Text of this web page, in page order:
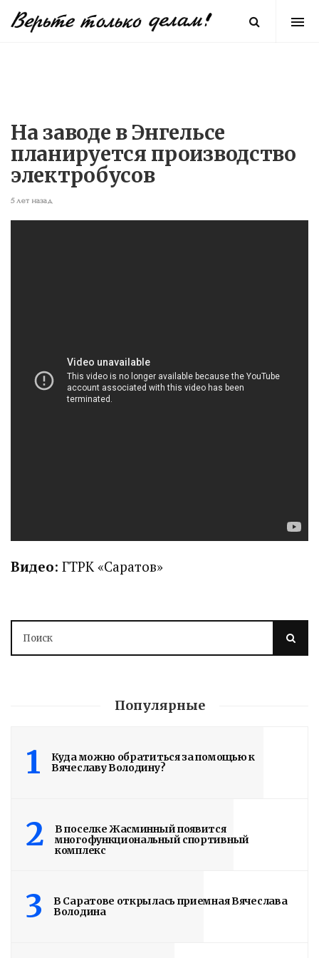
На заводе в Энгельсе
планируется производство
электробусов
5 лет назад
Видео: ГТРК «Саратов»
Популярные
1
Куда можно обратиться за помощью к
Вячеславу Володину?
2
В поселке Жасминный появится
многофункциональный спортивный
комплекс
3
В Саратове открылась приемная Вячеслава
Володина